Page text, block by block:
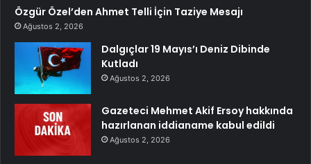
Özgür Özel’den Ahmet Telli İçin Taziye Mesajı
Ağustos 2, 2026
Dalgıçlar 19 Mayıs’ı Deniz Dibinde
Kutladı
Ağustos 2, 2026
Gazeteci Mehmet Akif Ersoy hakkında
hazırlanan iddianame kabul edildi
Ağustos 2, 2026